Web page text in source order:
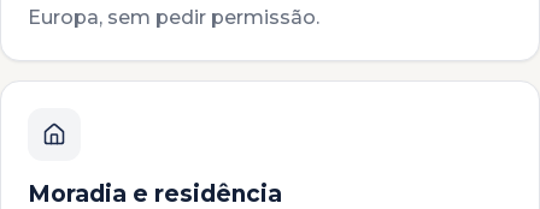
Europa, sem pedir permissão.
Moradia e residência